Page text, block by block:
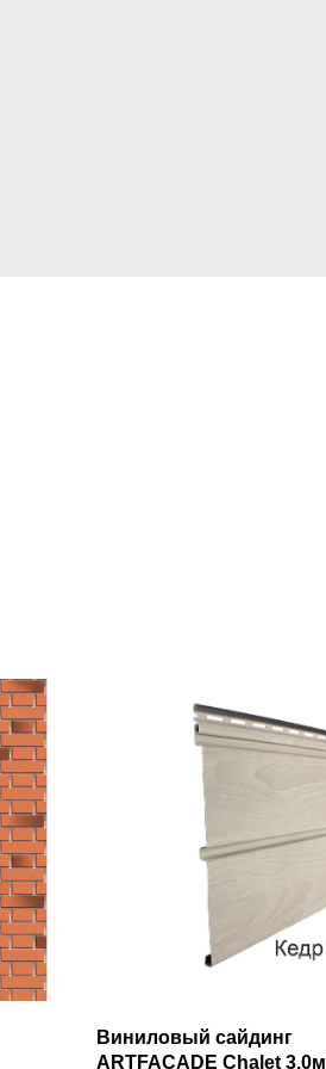
Виниловый сайдинг
ARTFACADE Chalet 3,0м